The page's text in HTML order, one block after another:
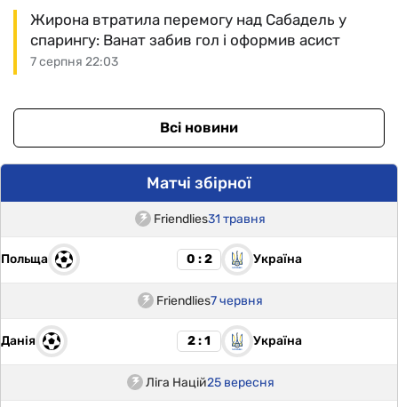
7 серпня 22:03
Жирона втратила перемогу над Сабадель у
спарингу: Ванат забив гол і оформив асист
Всі новини
Матчі збірної
Friendlies31 травня
Польща 0 : 2 Україна
Friendlies7 червня
Данія 2 : 1 Україна
Ліга Націй25 вересня